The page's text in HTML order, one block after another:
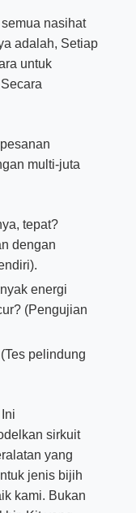
nasihat
adalah, Setiap
untuk
multi-juta
tepat?
dengan
energi
(Pengujian
pelindung
sirkuit
yang
jenis bijih
kami. Bukan